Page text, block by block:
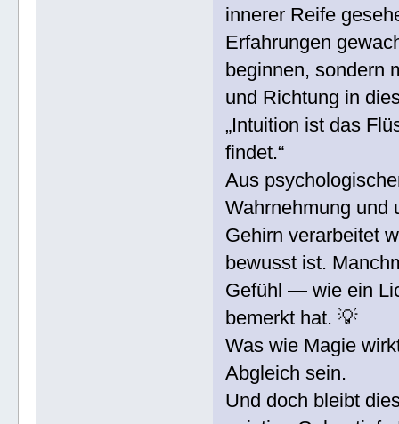
innerer Reife
Erfahrungen
beginnen, sondern
und Richtung in
„Intuition ist das
findet.“
Aus
Wahrnehmung und
Gehirn verarbeitet
bewusst ist.
Gefühl — wie ein
bemerkt hat. 💡
Was wie Magie
Abgleich sein.
Und doch bleibt